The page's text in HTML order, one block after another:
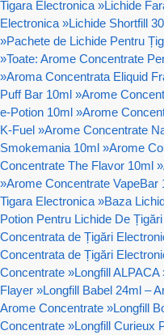
Tigara Electronica »Lichide
Electronica »Lichide Shortfill
»Pachete de Lichide Pentru
»Toate: Arome Concentrate
»Aroma Concentrata Eliquid
Puff Bar 10ml »Arome
e-Potion 10ml »Arome
K-Fuel »Arome Concentrate
Smokemania 10ml »Arome
Concentrate The Flavor 10ml »
»Arome Concentrate VapeBar
Tigara Electronica »Baza
Potion Pentru Lichide De
Concentrata de Țigări
Concentrata de Țigări
Concentrate »Longfill ALPACA
Flayer »Longfill Babel 24ml –
Arome Concentrate »Longfill
Concentrate »Longfill Curieux